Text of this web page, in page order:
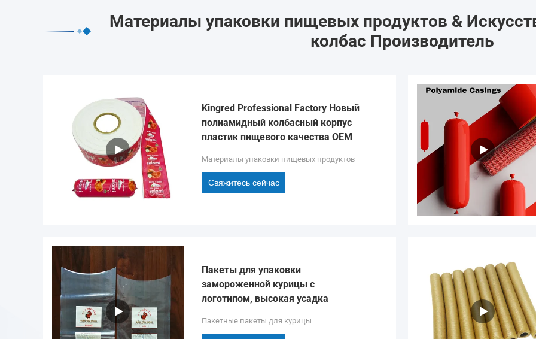
Материалы упаковки пищевых продуктов &
колбас Производитель
Kingred Professional Factory Новый
полиамидный колбасный корпус
пластик пищевого качества OEM
Материалы упаковки пищевых продуктов
Свяжитесь сейчас
Пакеты для упаковки
замороженной курицы с
логотипом, высокая усадка
Пакетные пакеты для курицы